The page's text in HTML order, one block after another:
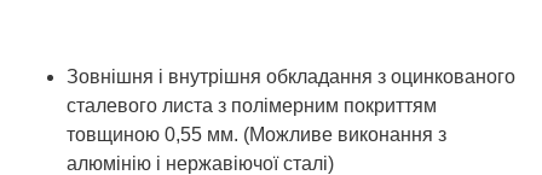
Зовнішня і внутрішня обкладання з оцинкованого
сталевого листа з полімерним покриттям
товщиною 0,55 мм. (Можливе виконання з
алюмінію і нержавіючої сталі)